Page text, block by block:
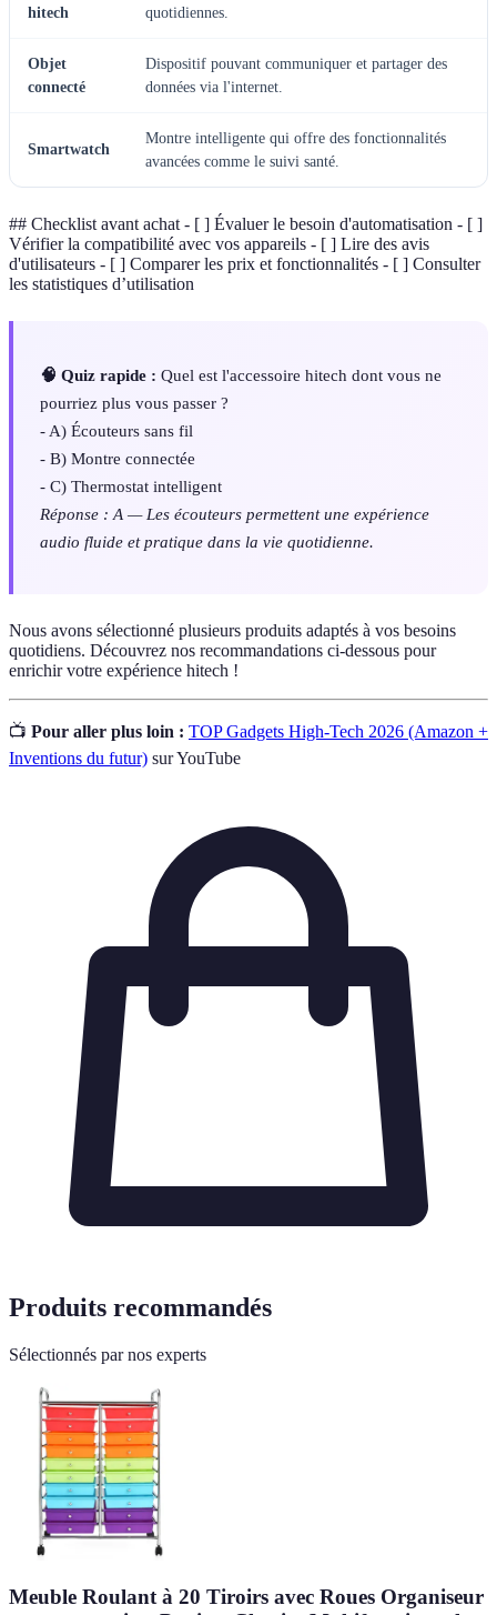
hitech
quotidiennes.
Objet
connecté
Dispositif pouvant communiquer et partager des
données via l'internet.
Smartwatch
Montre intelligente qui offre des fonctionnalités
avancées comme le suivi santé.
## Checklist avant achat - [ ] Évaluer le besoin d'automatisation - [ ]
Vérifier la compatibilité avec vos appareils - [ ] Lire des avis
d'utilisateurs - [ ] Comparer les prix et fonctionnalités - [ ] Consulter
les statistiques d’utilisation
🧠 Quiz rapide : Quel est l'accessoire hitech dont vous ne
pourriez plus vous passer ?
- A) Écouteurs sans fil
- B) Montre connectée
- C) Thermostat intelligent
Réponse : A — Les écouteurs permettent une expérience
audio fluide et pratique dans la vie quotidienne.
Nous avons sélectionné plusieurs produits adaptés à vos besoins
quotidiens. Découvrez nos recommandations ci-dessous pour
enrichir votre expérience hitech !
📺 Pour aller plus loin : TOP Gadgets High-Tech 2026 (Amazon +
Inventions du futur) sur YouTube
Produits recommandés
Sélectionnés par nos experts
Meuble Roulant à 20 Tiroirs avec Roues Organiseur